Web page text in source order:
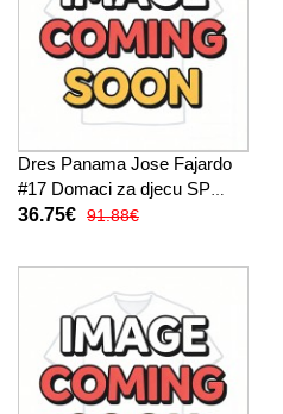
Dres Panama Jose Fajardo
#17 Domaci za djecu SP
2026 Kratak Rukav (+ kratke
36.75€ 91.88€